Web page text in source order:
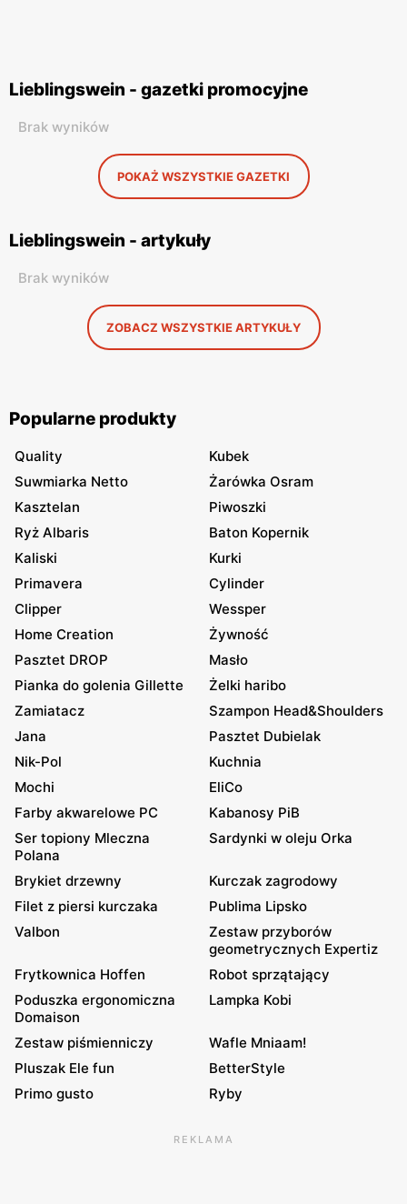
Lieblingswein - gazetki promocyjne
Brak wyników
POKAŻ WSZYSTKIE GAZETKI
Lieblingswein - artykuły
Brak wyników
ZOBACZ WSZYSTKIE ARTYKUŁY
Popularne produkty
Quality
Kubek
Suwmiarka Netto
Żarówka Osram
Kasztelan
Piwoszki
Ryż Albaris
Baton Kopernik
Kaliski
Kurki
Primavera
Cylinder
Clipper
Wessper
Home Creation
Żywność
Pasztet DROP
Masło
Pianka do golenia Gillette
Żelki haribo
Zamiatacz
Szampon Head&Shoulders
Jana
Pasztet Dubielak
Nik-Pol
Kuchnia
Mochi
EliCo
Farby akwarelowe PC
Kabanosy PiB
Ser topiony Mleczna
Polana
Sardynki w oleju Orka
Brykiet drzewny
Kurczak zagrodowy
Filet z piersi kurczaka
Publima Lipsko
Valbon
Zestaw przyborów
geometrycznych Expertiz
Frytkownica Hoffen
Robot sprzątający
Poduszka ergonomiczna
Domaison
Lampka Kobi
Zestaw piśmienniczy
Wafle Mniaam!
Pluszak Ele fun
BetterStyle
Primo gusto
Ryby
REKLAMA